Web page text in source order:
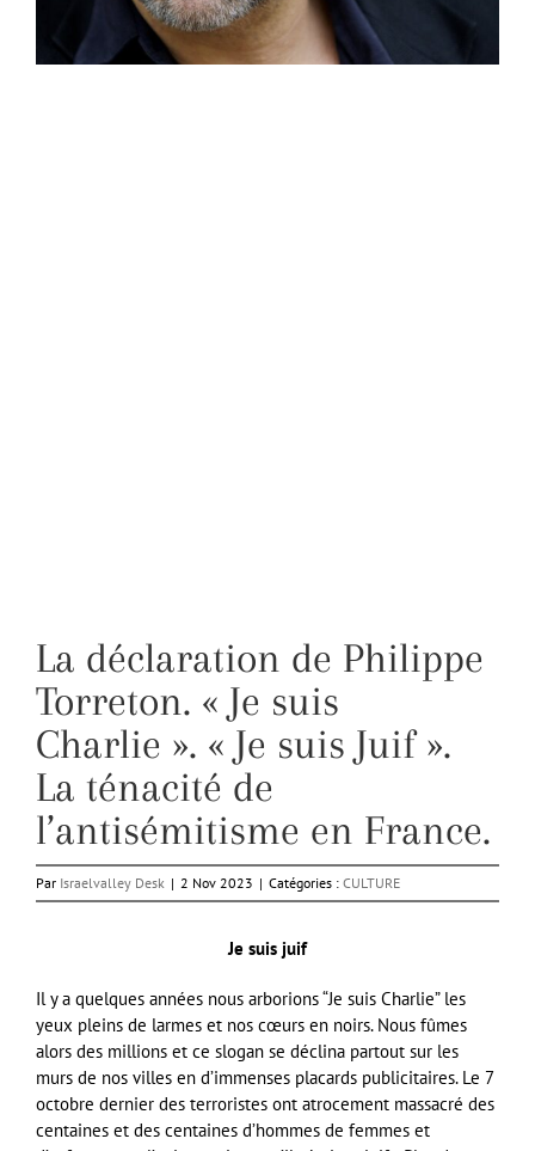
La déclaration de Philippe
Torreton. « Je suis
Charlie ». « Je suis Juif ».
La ténacité de
l’antisémitisme en France.
Par Israelvalley Desk | 2 Nov 2023 | Catégories : CULTURE
Je suis juif
Il y a quelques années nous arborions “Je suis Charlie” les
yeux pleins de larmes et nos cœurs en noirs. Nous fûmes
alors des millions et ce slogan se déclina partout sur les
murs de nos villes en d’immenses placards publicitaires. Le 7
octobre dernier des terroristes ont atrocement massacré des
centaines et des centaines d’hommes de femmes et